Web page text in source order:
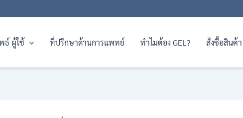
ธ์ ผู้ใช้ ที่ปรึกษาด้านการแพทย์ ทำไมต้อง GEL? สั่งซื้อสินค้า